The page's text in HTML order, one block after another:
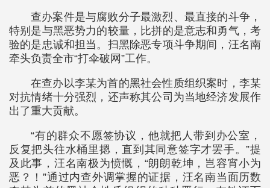
查办案件是与腐败分子最激烈、最直接的斗争，
特别是与黑恶势力的较量，比拼的是意志和勇气，考
验的是忠诚和担当。扫黑除恶专项斗争期间，汪名南
牵头负责全市“打伞破网”工作。
在查办以李某为首的黑社会性质组织案时，李某
对抗情绪十分强烈，还声称其公司为当地经济发展作
出了重大贡献。
“有的群众不愿签协议，他就把人带到办公室，
反复把头往水桶里摁，直到其同意签字才罢手。”提
及此事，汪名南极为愤慨，“朗朗乾坤，岂容宵小为
恶？！”通过内查外调掌握的证据，汪名南当面历数